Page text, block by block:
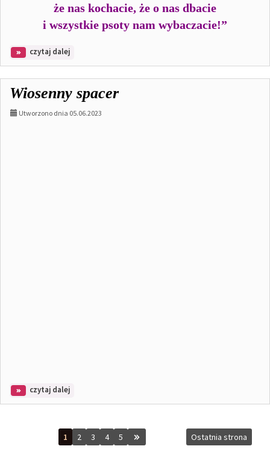
że nas kochacie, że o nas dbacie
i wszystkie psoty nam wybaczacie!”
czytaj dalej
i
Taty
Wiosenny spacer
Utworzono dnia 05.06.2023
czytaj dalej
1 2 3 4 5 Ostatnia strona